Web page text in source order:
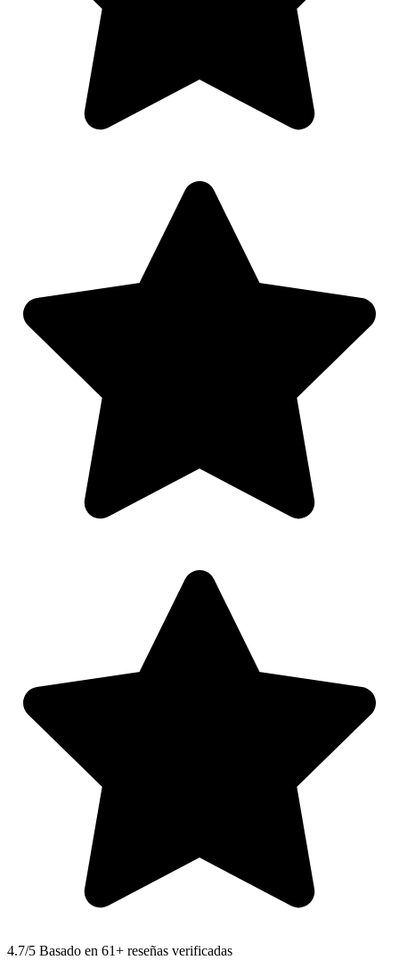
4.7/5 Basado en 61+ reseñas verificadas